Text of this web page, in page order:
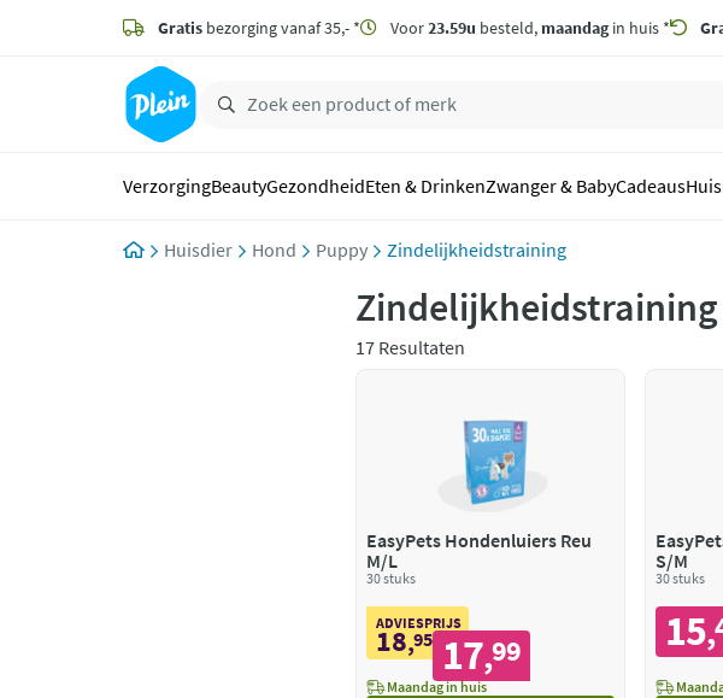
zoeken
hoofdinhoud
Gratis bezorging vanaf 35,- * Voor23.59u besteld, maandagin huis *
VerzorgingBeautyGezondheidEten & DrinkenZwanger & BabyCadeaus
Huisdier Hond Puppy Zindelijkheidstraining
Zindelijkheidstraining
17 Resultaten
EasyPets Hondenluiers Reu
M/L
30 stuks
ADVIESPRIJS
18,95 17,99
Maandag in huis
S/M
30 stuks
15,